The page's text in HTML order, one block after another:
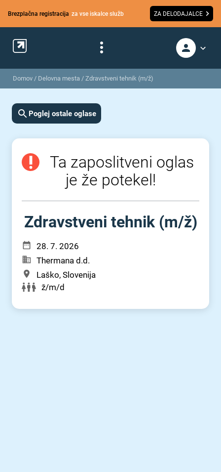
Brezplačna registracija za vse iskalce služb ZA DELODAJALCE
Domov / Delovna mesta / Zdravstveni tehnik (m/ž)
Poglej ostale oglase
Ta zaposlitveni oglas
je že potekel!
Zdravstveni tehnik (m⁠/⁠ž)
28. 7. 2026
Thermana d.d.
Laško, Slovenija
ž/m/d